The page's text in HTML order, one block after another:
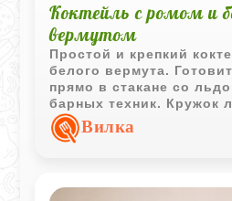
Коктейль с ромом и
вермутом
Простой и крепкий
белого вермута.
прямо в стакане со
барных техник. Кружок
добавляет легкую
которая отлично
Вилка